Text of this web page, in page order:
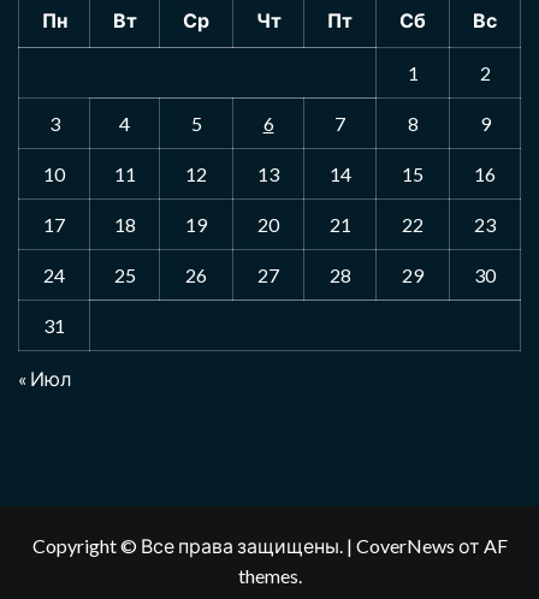
Пн Вт Ср Чт Пт Сб Вс
1 2
3 4 5 6 7 8 9
10 11 12 13 14 15 16
17 18 19 20 21 22 23
24 25 26 27 28 29 30
31
« Июл
Copyright © Все права защищены. | CoverNews от AF
themes.